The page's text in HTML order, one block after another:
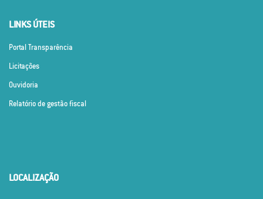
LINKS ÚTEIS
Portal Transparência
Licitações
Ouvidoria
Relatório de gestão fiscal
LOCALIZAÇÃO